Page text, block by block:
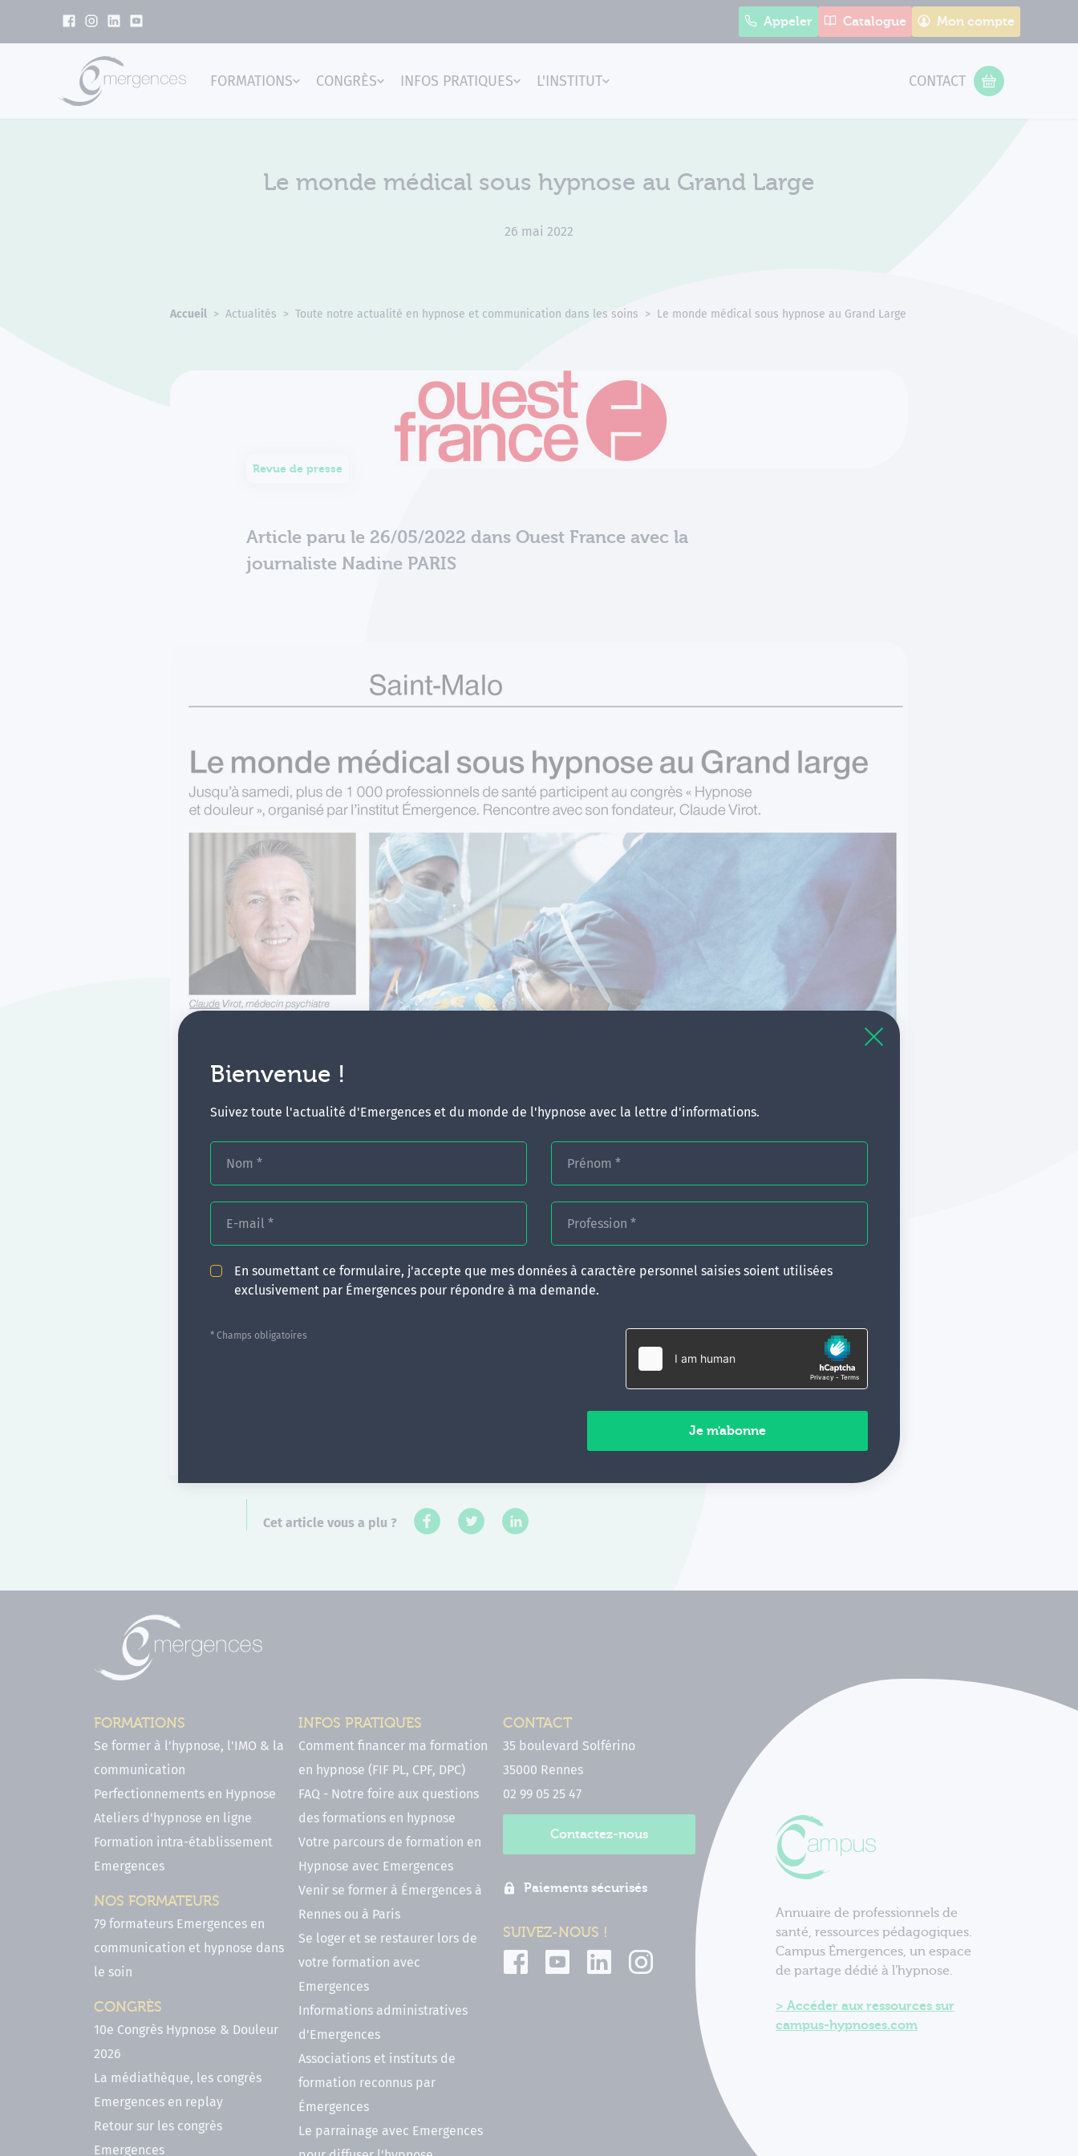
Bienvenue !
Suivez toute l'actualité d'Emergences et du monde de l'hypnose avec la lettre d'informations.
Nom * Prénom *
E-mail * Profession *
En soumettant ce formulaire, j'accepte que mes données à caractère personnel saisies soient utilisées
exclusivement par Émergences pour répondre à ma demande.
* Champs obligatoires
Appeler Catalogue Mon compte
Emergences
FORMATIONS CONGRÈS INFOS PRATIQUES L'INSTITUT CONTACT
VOTRE PANIER
Le monde médical sous hypnose au Grand Large
26 mai 2022
Accueil Actualités Toute notre actualité en hypnose et communication dans les soins Le monde médical sous hypnose au Grand Large
Revue de presse
Article paru le 26/05/2022 dans Ouest France avec la
journaliste Nadine PARIS
Cet article vous a plu ?
FORMATIONS
Se former à l'hypnose, l'IMO & la
communication
Perfectionnements en Hypnose
Ateliers d'hypnose en ligne
Formation intra-établissement
Emergences
NOS FORMATEURS
79 formateurs Emergences en
communication et hypnose dans
le soin
CONGRÈS
10e Congrès Hypnose & Douleur
2026
La médiathèque, les congrès
Emergences en replay
Retour sur les congrès
Emergences
INFOS PRATIQUES
Comment financer ma formation
en hypnose (FIF PL, CPF, DPC)
FAQ - Notre foire aux questions
des formations en hypnose
Votre parcours de formation en
Hypnose avec Emergences
Venir se former à Émergences à
Rennes ou à Paris
Se loger et se restaurer lors de
votre formation avec
Emergences
Informations administratives
d'Emergences
Associations et instituts de
formation reconnus par
Émergences
Le parrainage avec Emergences
CONTACT
35 boulevard Solférino
35000 Rennes
02 99 05 25 47
Contactez-nous
Paiements sécurisés
SUIVEZ-NOUS !
Annuaire de professionnels de
santé, ressources pédagogiques.
Campus Émergences, un espace
de partage dédié à l'hypnose.
Accéder aux ressources sur
campus-hypnoses.com